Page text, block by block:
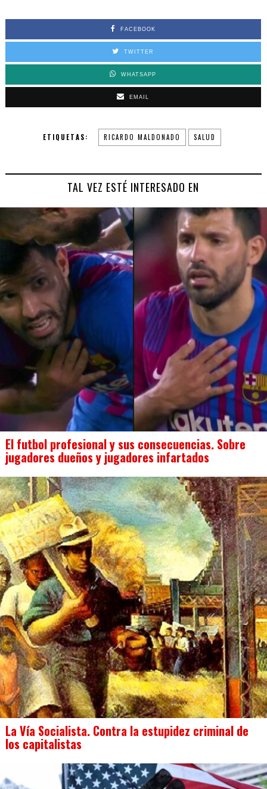
FACEBOOK
TWITTER
WHATSAPP
EMAIL
ETIQUETAS: RICARDO MALDONADO SALUD
TAL VEZ ESTÉ INTERESADO EN
El futbol profesional y sus consecuencias. Sobre
jugadores dueños y jugadores infartados
La Vía Socialista. Contra la estupidez criminal de
los capitalistas